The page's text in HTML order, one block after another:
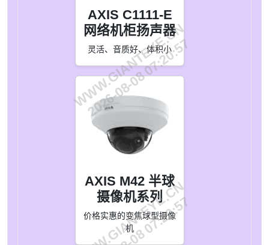
AXIS C1111-E
网络机柜扬声器
灵活、音质好、体积小
AXIS M42 半球
摄像机系列
价格实惠的变焦球型摄像
机
WWW.GIANTEYE.CN
2026-08-08 07:20:57
WWW.GIANTEYE.CN